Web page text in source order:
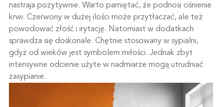
nastraja pozytywnie. Warto pamiętać, że podnosi ciśnienie
krwi. Czerwony w dużej ilości może przytłaczać, ale też
powodować złość i irytację. Natomiast w dodatkach
sprawdza się doskonale. Chętnie stosowany w sypialni,
gdyż od wieków jest symbolem miłości. Jednak zbyt
intensywne odcienie użyte w nadmiarze mogą utrudniać
zasypianie.